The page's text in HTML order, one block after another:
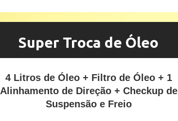
Super Troca de Óleo
4 Litros de Óleo + Filtro de Óleo + 1
Alinhamento de Direção + Checkup de
Suspensão e Freio